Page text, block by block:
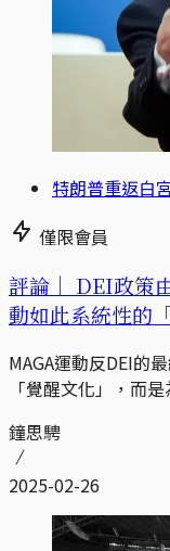
特朗普重返白
僅限會員
評論｜ DEI政策
動如此系統性的
MAGA運動反DEI的
「覺醒文化」，而
鐘思騁
2025-02-26